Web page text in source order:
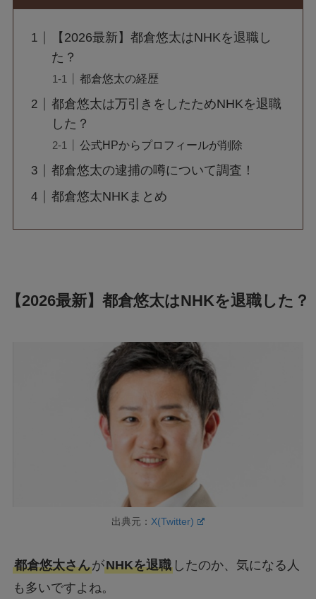
【2026最新】都倉悠太はNHKを退職し
た？
都倉悠太の経歴
都倉悠太は万引きをしたためNHKを退職
した？
公式HPからプロフィールが削除
都倉悠太の逮捕の噂について調査！
都倉悠太NHKまとめ
【2026最新】都倉悠太はNHKを退職した？
出典元：X(Twitter)
都倉悠太さんがNHKを退職したのか、気になる人
も多いですよね。